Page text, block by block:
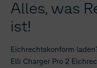
Alles, was
ist!
Eichrechtskonform
Elli Charger Pro 2